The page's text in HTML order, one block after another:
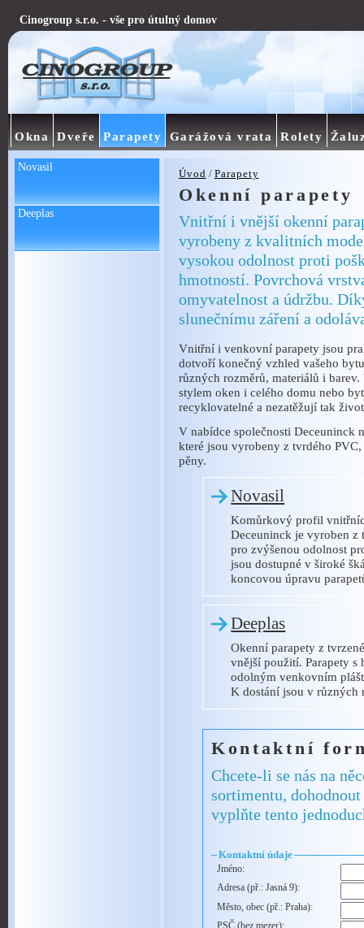
Úvod / Parapety
Okenní parapety
Vnitřní i vnější okenní
vyrobeny z kvalitních
vysokou odolnost proti
hmotností. Povrchová
omyvatelnost a údržbu.
slunečnímu záření a
Vnitřní i venkovní parapety jsou
dotvoří konečný vzhled vašeho
různých rozměrů, materiálů i
stylem oken i celého domu nebo
recyklovatelné a nezatěžují tak
V nabídce společnosti Deceuninck
které jsou vyrobeny z tvrdého
pěny.
Novasil
Komůrkový profil
Deceuninck je vyroben
pro zvýšenou odolnost
jsou dostupné v široké
koncovou úpravu
Deeplas
Okenní parapety z
vnější použití. Parapety s
odolným venkovním
K dostání jsou v různých
Kontaktní
Chcete-li se nás na
sortimentu,
vyplňte tento
Kontaktní údaje
Jméno:
Adresa (př.: Jasná 9):
Město, obec (př.: Praha):
Novasil
Deeplas
Cinogroup s.r.o. - vše pro útulný domov
Okna Dveře Parapety Garážová vrata Rolety